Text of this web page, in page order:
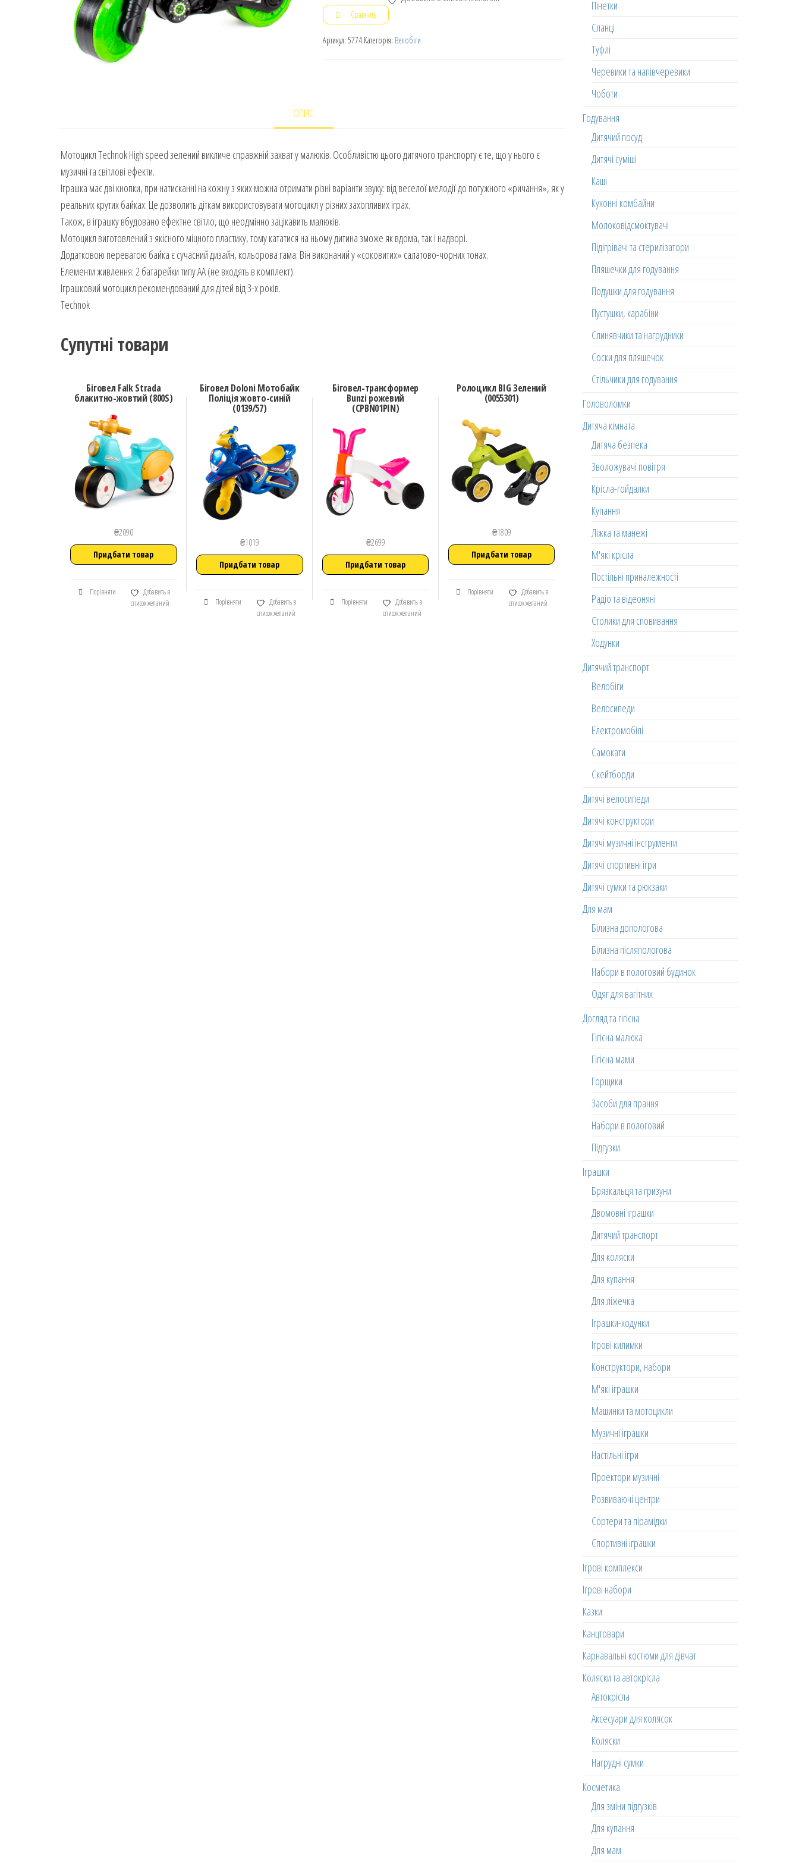
Сравнить
Артикул: 5774 Категорія: Велобіги
ОПИС
Мотоцикл Technok High speed зелений викличе справжній захват у малюків. Особливістю цього дитячого транспорту є те, що у нього є
музичні та світлові ефекти.
Іграшка має дві кнопки, при натисканні на кожну з яких можна отримати різні варіанти звуку: від веселої мелодії до потужного «ричання», як у
реальних крутих байках. Це дозволить діткам використовувати мотоцикл у різних захопливих іграх.
Також, в іграшку вбудовано ефектне світло, що неодмінно зацікавить малюків.
Мотоцикл виготовлений з якісного міцного пластику, тому кататися на ньому дитина зможе як вдома, так і надворі.
Додатковою перевагою байка є сучасний дизайн, кольорова гама. Він виконаний у «соковитих» салатово-чорних тонах.
Елементи живлення: 2 батарейки типу АА (не входять в комплект).
Іграшковий мотоцикл рекомендований для дітей від 3-х років.
Technok
Супутні товари
Біговел Falk Strada
блакитно-жовтий (800S)
₴2090
Придбати товар
Порівняти
Добавить в
список желаний
Біговел Doloni Мотобайк
Поліція жовто-синій
(0139/57)
₴1019
Придбати товар
Порівняти
Добавить в
список желаний
Біговел-трансформер
Bunzi рожевий
(CPBN01PIN)
₴2699
Придбати товар
Порівняти
Добавить в
список желаний
Ролоцикл BIG Зелений
(0055301)
₴1809
Придбати товар
Порівняти
Добавить в
список желаний
Пінетки
Сланці
Туфлі
Черевики та напівчеревики
Чоботи
Годування
Дитячий посуд
Дитячі суміші
Каші
Кухонні комбайни
Молоковідсмоктувачі
Підігрівачі та стерилізатори
Пляшечки для годування
Подушки для годування
Пустушки, карабіни
Слинявчики та нагрудники
Соски для пляшечок
Стільчики для годування
Головоломки
Дитяча кімната
Дитяча безпека
Зволожувачі повітря
Крісла-гойдалки
Купання
Ліжка та манежі
М'які крісла
Постільні приналежності
Радіо та відеоняні
Столики для сповивання
Ходунки
Дитячий транспорт
Велобіги
Велосипеди
Електромобілі
Самокати
Скейтборди
Дитячі велосипеди
Дитячі конструктори
Дитячі музичні інструменти
Дитячі спортивні ігри
Дитячі сумки та рюкзаки
Для мам
Білизна допологова
Білизна післяпологова
Набори в пологовий будинок
Одяг для вагітних
Догляд та гігієна
Гігієна малюка
Гігієна мами
Горщики
Засоби для прання
Набори в пологовий
Підгузки
Іграшки
Брязкальця та гризуни
Двомовні іграшки
Дитячий транспорт
Для коляски
Для купання
Для ліжечка
Іграшки-ходунки
Ігрові килимки
Конструктори, набори
М'які іграшки
Машинки та мотоцикли
Музичні іграшки
Настільні ігри
Проектори музичні
Розвиваючі центри
Сортери та пірамідки
Спортивні іграшки
Ігрові комплекси
Ігрові набори
Казки
Канцтовари
Карнавальні костюми для дівчат
Коляски та автокрісла
Автокрісла
Аксесуари для колясок
Коляски
Нагрудні сумки
Косметика
Для зміни підгузків
Для купання
Для мам